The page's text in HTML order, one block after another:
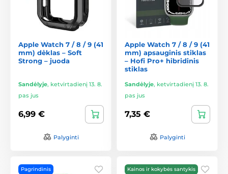
Apple Watch 7 / 8 / 9 (41
mm) dėklas – Soft
Strong – juoda
Sandėlyje, ketvirtadienį 13. 8.
pas jus
6,99 €
Palyginti
Apple Watch 7 / 8 / 9 (41
mm) apsauginis stiklas
– Hofi Pro+ hibridinis
stiklas
Sandėlyje, ketvirtadienį 13. 8.
pas jus
7,35 €
Palyginti
Pagrindinis Kainos ir kokybės santykis